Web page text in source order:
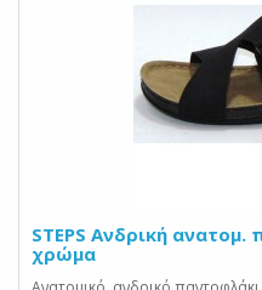
STEPS Ανδρική
χρώμα